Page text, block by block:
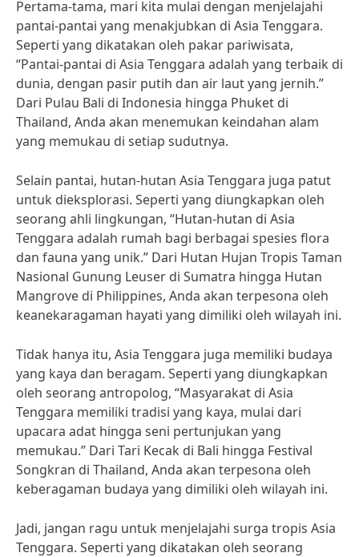
Pertama-tama, mari kita mulai dengan menjelajahi
pantai-pantai yang menakjubkan di Asia Tenggara.
Seperti yang dikatakan oleh pakar pariwisata,
“Pantai-pantai di Asia Tenggara adalah yang terbaik di
dunia, dengan pasir putih dan air laut yang jernih.”
Dari Pulau Bali di Indonesia hingga Phuket di
Thailand, Anda akan menemukan keindahan alam
yang memukau di setiap sudutnya.
Selain pantai, hutan-hutan Asia Tenggara juga patut
untuk dieksplorasi. Seperti yang diungkapkan oleh
seorang ahli lingkungan, “Hutan-hutan di Asia
Tenggara adalah rumah bagi berbagai spesies flora
dan fauna yang unik.” Dari Hutan Hujan Tropis Taman
Nasional Gunung Leuser di Sumatra hingga Hutan
Mangrove di Philippines, Anda akan terpesona oleh
keanekaragaman hayati yang dimiliki oleh wilayah ini.
Tidak hanya itu, Asia Tenggara juga memiliki budaya
yang kaya dan beragam. Seperti yang diungkapkan
oleh seorang antropolog, “Masyarakat di Asia
Tenggara memiliki tradisi yang kaya, mulai dari
upacara adat hingga seni pertunjukan yang
memukau.” Dari Tari Kecak di Bali hingga Festival
Songkran di Thailand, Anda akan terpesona oleh
keberagaman budaya yang dimiliki oleh wilayah ini.
Jadi, jangan ragu untuk menjelajahi surga tropis Asia
Tenggara. Seperti yang dikatakan oleh seorang